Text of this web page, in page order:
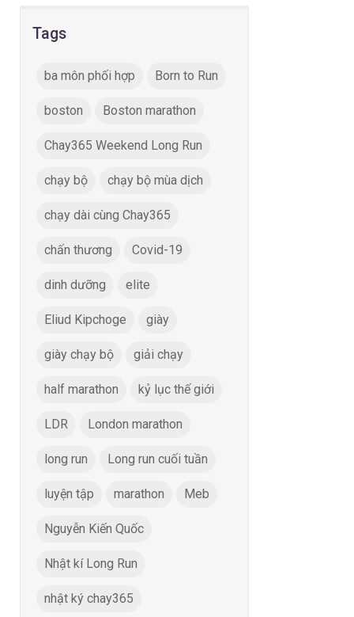
Tags
ba môn phối hợp Born to Run
boston Boston marathon
Chay365 Weekend Long Run
chạy bộ chạy bộ mùa dịch
chạy dài cùng Chay365
chấn thương Covid-19
dinh dưỡng elite
Eliud Kipchoge giày
giày chạy bộ giải chạy
half marathon kỷ lục thế giới
LDR London marathon
long run Long run cuối tuần
luyện tập marathon Meb
Nguyễn Kiến Quốc
Nhật kí Long Run
nhật ký chay365